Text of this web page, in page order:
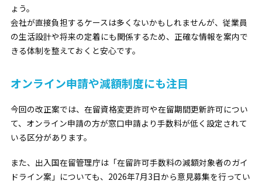
ょう。
会社が直接負担するケースは多くないかもしれませんが、従業員
の生活設計や将来の定着にも関係するため、正確な情報を案内で
きる体制を整えておくと安心です。
オンライン申請や減額制度にも注目
今回の改正案では、在留資格変更許可や在留期間更新許可につい
て、オンライン申請の方が窓口申請より手数料が低く設定されて
いる区分があります。
また、出入国在留管理庁は「在留許可手数料の減額対象者のガイ
ドライン案」についても、2026年7月3日から意見募集を行ってい